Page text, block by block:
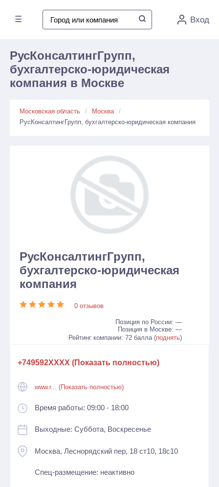
☰ Вход
РусКонсалтингГрупп,
бухгалтерско-юридическая
компания в Москве
Московская область
Москва
РусКонсалтингГрупп, бухгалтерско-юридическая компания
РусКонсалтингГрупп,
бухгалтерско-юридическая
компания
0 отзывов
Позиция по России: —
Позиция в Москве: —
Рейтинг компании: 72 балла (поднять)
+749592XXXX (Показать полностью)
www.r... (Показать полностью)
Время работы: 09:00 - 18:00
Выходные: Суббота, Воскресенье
Москва, Леснорядский пер, 18 ст10, 18с10
Спец-размещение: неактивно